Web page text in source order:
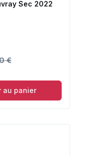
Sec 2022
€
au panier